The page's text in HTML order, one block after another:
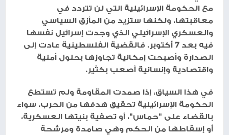
مع الحكومة الإسرائيلية التي لن تتردد في
معاقبتها، ولكنها ستزيد من المأزق السياسي
والعسكري الإسرائيلي الذي وجدت إسرائيل نفسها
فيه بعد 7 أكتوبر. فالقضية الفلسطينية عادت إلى
الصدارة وأصبحت إمكانية تجاوزها بحلول أمنية
واقتصادية وإنسانية أصعب بكثير.
في هذا السياق، إذا صمدت المقاومة ولم تستطع
الحكومة الإسرائيلية تحقيق هدفها من الحرب، سواء
بالقضاء على "حماس"، أو تصفية بنيتها العسكرية،
أو إسقاطها من الحكم وهي صامدة ومرشحة